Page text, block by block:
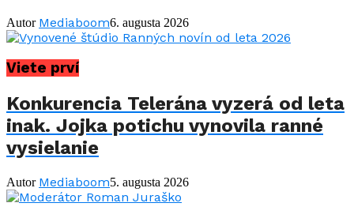
Autor Mediaboom6. augusta 2026
Viete prví
Konkurencia Telerána vyzerá od leta
inak. Jojka potichu vynovila ranné
vysielanie
Autor Mediaboom5. augusta 2026